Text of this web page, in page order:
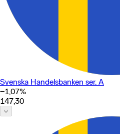
Svenska Handelsbanken ser. A
−1,07%
147,30